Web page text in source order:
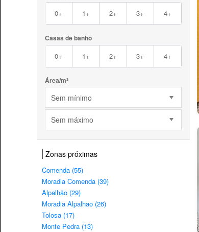
0+ 1+ 2+ 3+ 4+
Casas de banho
0+ 1+ 2+ 3+ 4+
Área/m²
Sem mínimo
Sem máximo
Zonas próximas
Comenda (55)
Moradia Comenda (39)
Alpalhão (29)
Moradia Alpalhao (26)
Tolosa (17)
Monte Pedra (13)